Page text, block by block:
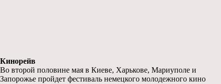
Кинорейв
Во второй половине мая в Киеве, Харькове, Мариуполе и
Запорожье пройдет фестиваль немецкого молодежного кино